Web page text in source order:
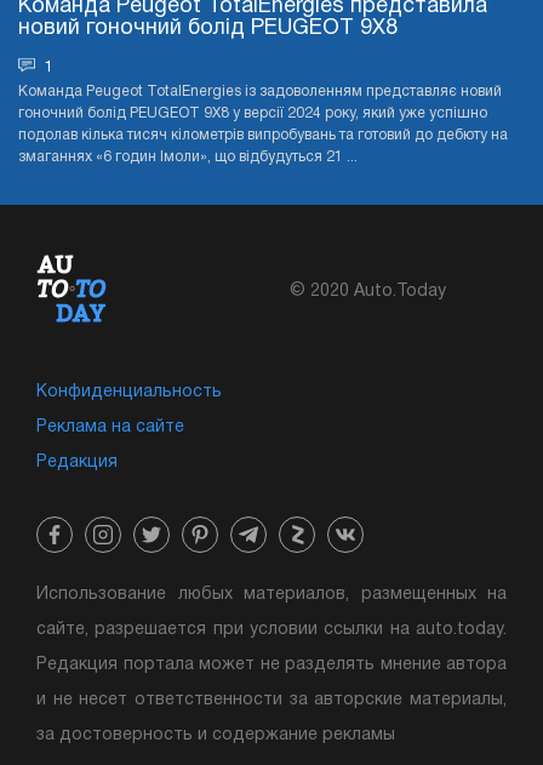
Команда Peugeot TotalEnergies представила
новий гоночний болід PEUGEOT 9X8
1
Команда Peugeot TotalEnergies із задоволенням представляє новий
гоночний болід PEUGEOT 9X8 у версії 2024 року, який уже успішно
подолав кілька тисяч кілометрів випробувань та готовий до дебюту на
змаганнях «6 годин Імоли», що відбудуться 21 ...
© 2020 Auto.Today
Конфиденциальность
Реклама на сайте
Редакция
Использование любых материалов, размещенных на
сайте, разрешается при условии ссылки на auto.today.
Редакция портала может не разделять мнение автора
и не несет ответственности за авторские материалы,
за достоверность и содержание рекламы